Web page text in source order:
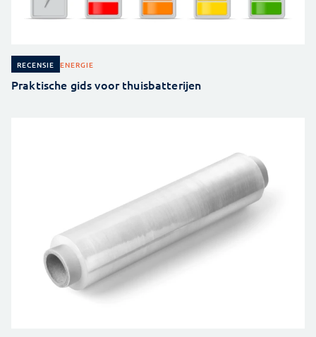
RECENSIE ENERGIE
Praktische gids voor thuisbatterijen